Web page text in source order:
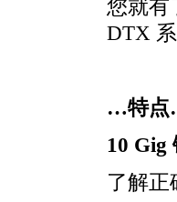
您就有
DTX
…特
10 Gig
了解正